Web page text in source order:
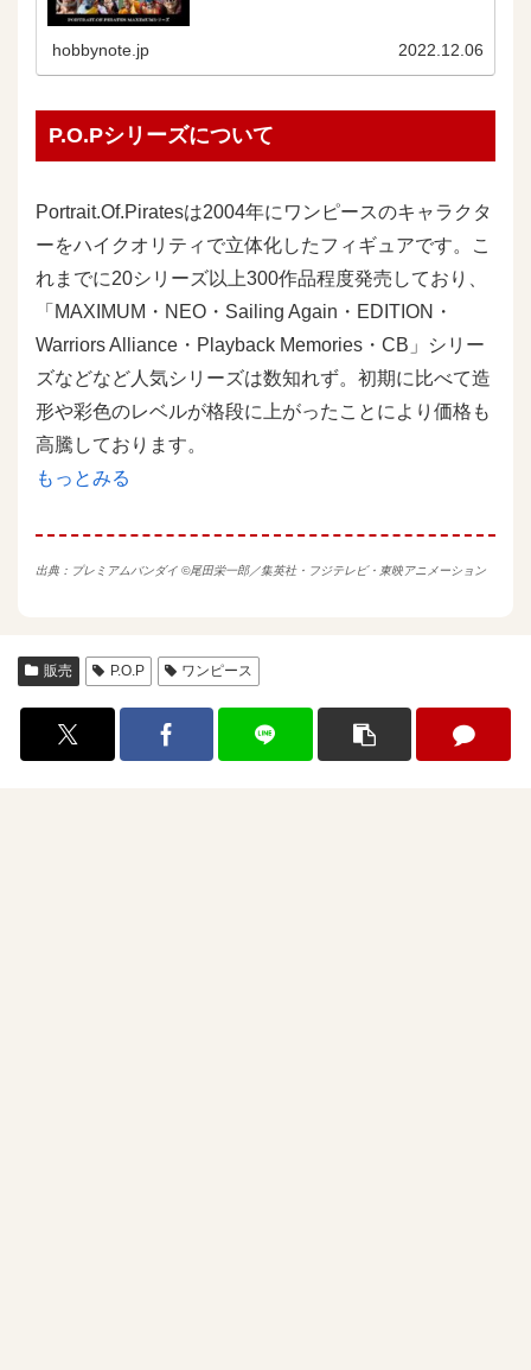
hobbynote.jp 2022.12.06
P.O.Pシリーズについて
Portrait.Of.Piratesは2004年にワンピースのキャラクタ
ーをハイクオリティで立体化したフィギュアです。こ
れまでに20シリーズ以上300作品程度発売しており、
「MAXIMUM・NEO・Sailing Again・EDITION・
Warriors Alliance・Playback Memories・CB」シリー
ズなどなど人気シリーズは数知れず。初期に比べて造
形や彩色のレベルが格段に上がったことにより価格も
高騰しております。
もっとみる
出典： プレミアムバンダイ ©尾田栄一郎／集英社・フジテレビ・東映アニメーション
販売 P.O.P ワンピース